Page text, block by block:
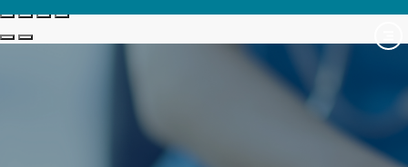
Hospital Mãe de Deus